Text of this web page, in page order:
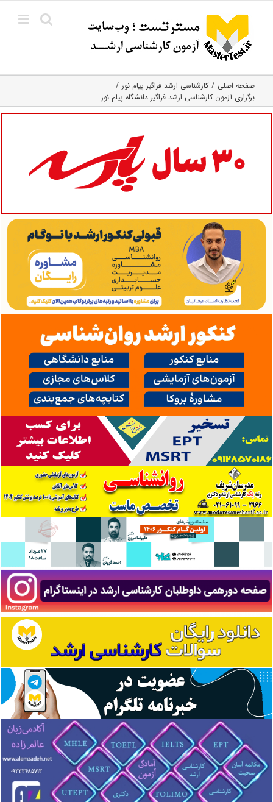
content
صفحه اصلی
کارشناسی ارشد فراگیر پیام نور
برگزاری آزمون کارشناسی ارشد فراگیر دانشگاه پیام نور